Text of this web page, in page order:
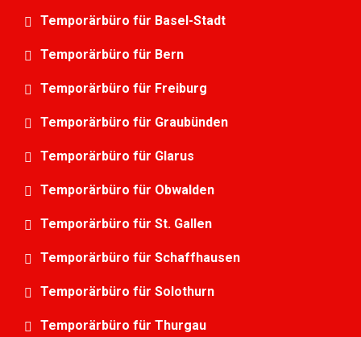
Temporärbüro für Basel-Stadt
Temporärbüro für Bern
Temporärbüro für Freiburg
Temporärbüro für Graubünden
Temporärbüro für Glarus
Temporärbüro für Obwalden
Temporärbüro für St. Gallen
Temporärbüro für Schaffhausen
Temporärbüro für Solothurn
Temporärbüro für Thurgau